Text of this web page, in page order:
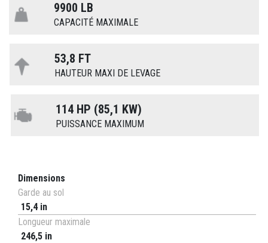
9900 LB
CAPACITÉ MAXIMALE
53,8 FT
HAUTEUR MAXI DE LEVAGE
114 HP (85,1 KW)
PUISSANCE MAXIMUM
Dimensions
Garde au sol
15,4 in
Longueur maximale
246,5 in